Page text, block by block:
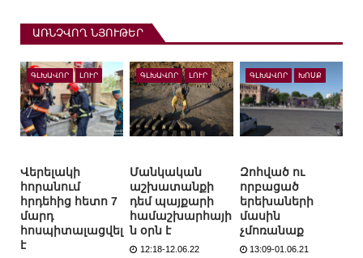
ԱՌՆՉՎՈՂ ՆՅՈՒԹԵՐ
ԳԼԽԱՎՈՐ ԼՈՒՐ
Վերելակի
հորանում
հրդեհից հետո 7
մարդ
հոսպիտալացվել
է
ԳԼԽԱՎՈՐ ԼՈՒՐ
Մանկական
աշխատանքի
դեմ պայքարի
համաշխարհայի
ն օրն է
12:18-12.06.22
ԳԼԽԱՎՈՐ ԽՈՍՔ
Զոհված ու
որբացած
երեխաների
մասին
չմոռանաք
13:09-01.06.21